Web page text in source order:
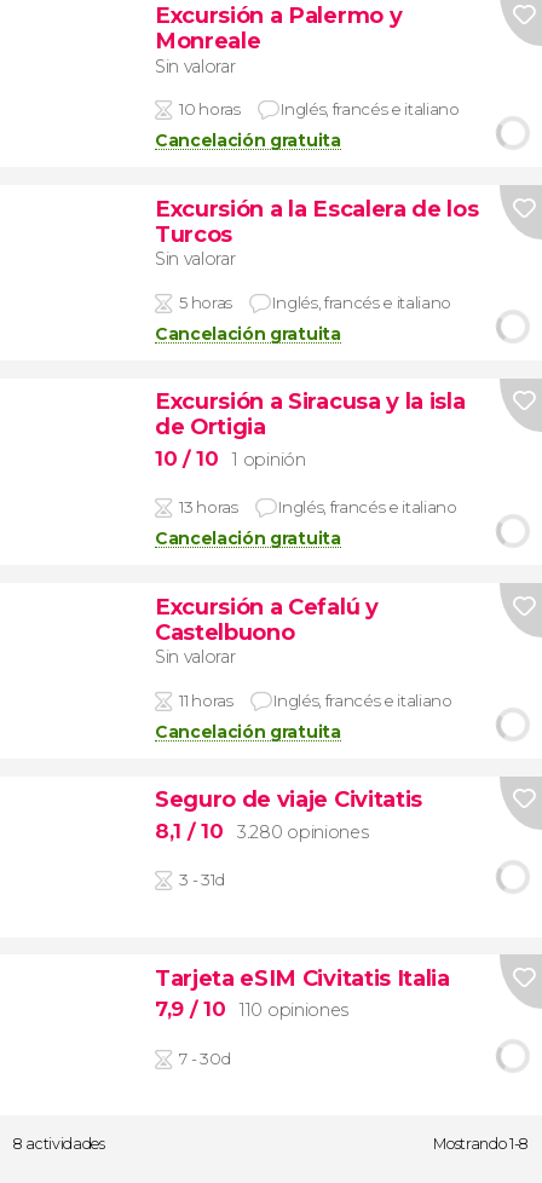
Excursión a Palermo y
Monreale
Sin valorar
10 horas Inglés, francés e italiano
Cancelación gratuita
Excursión a la Escalera de los
Turcos
Sin valorar
5 horas Inglés, francés e italiano
Cancelación gratuita
Excursión a Siracusa y la isla
de Ortigia
10 / 10 1 opinión
13 horas Inglés, francés e italiano
Cancelación gratuita
Excursión a Cefalú y
Castelbuono
Sin valorar
11 horas Inglés, francés e italiano
Cancelación gratuita
Seguro de viaje Civitatis
8,1 / 10 3.280 opiniones
3 - 31d
Tarjeta eSIM Civitatis Italia
7,9 / 10 110 opiniones
7 - 30d
8 actividades Mostrando 1-8